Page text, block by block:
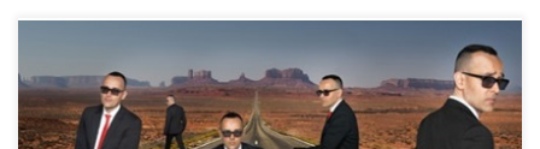
Hace unos días nos despertábamos con una inesperada noticia. La
cadena de Fuencarral hacía oficial el despido de Risto Mejide, el